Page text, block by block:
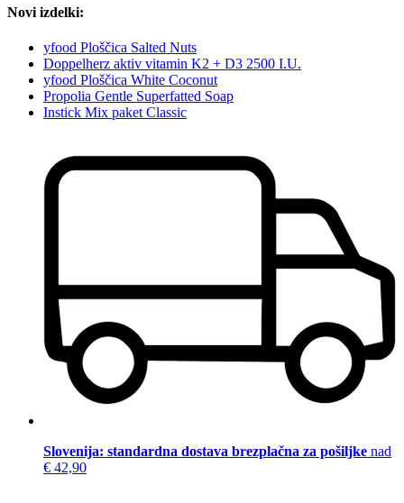
Novi izdelki:
yfood Ploščica Salted Nuts
Doppelherz aktiv vitamin K2 + D3 2500 I.U.
yfood Ploščica White Coconut
Propolia Gentle Superfatted Soap
Instick Mix paket Classic
Slovenija: standardna dostava brezplačna za pošiljke nad
€ 42,90